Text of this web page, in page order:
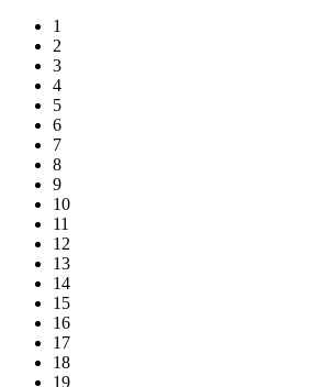
1
2
3
4
5
6
7
8
9
10
11
12
13
14
15
16
17
18
19